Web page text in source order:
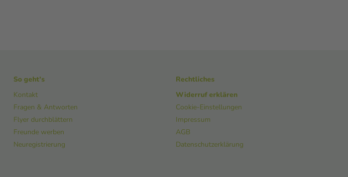
So geht's
Kontakt
Fragen & Antworten
Flyer durchblättern
Freunde werben
Neuregistrierung
Rechtliches
Widerruf erklären
Cookie-Einstellungen
Impressum
AGB
Datenschutzerklärung